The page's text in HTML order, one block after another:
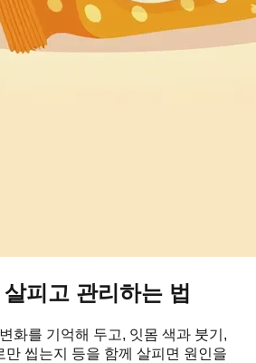
피고 관리하는 법
화를 기억해 두고, 잇몸 색과 붓기,
만 씹는지 등을 함께 살피면 원인을